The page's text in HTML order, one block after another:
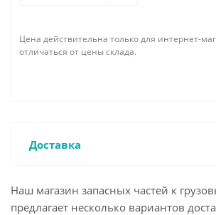
Цена действительна только для интернет-
отличаться от цены склада.
Доставка
Наш магазин запасных частей к
предлагает несколько вариантов